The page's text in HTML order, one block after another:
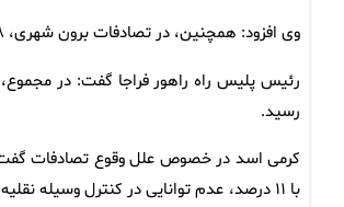
وی افزود: همچنین، در تصادفات برون شهری، ۷۵۸ فقره تصادف ثبت شد که متاسفانه ۱۹ نفر جان خود را از دست داده و ۲۵۴نفر مجروح شدند.
رسید.